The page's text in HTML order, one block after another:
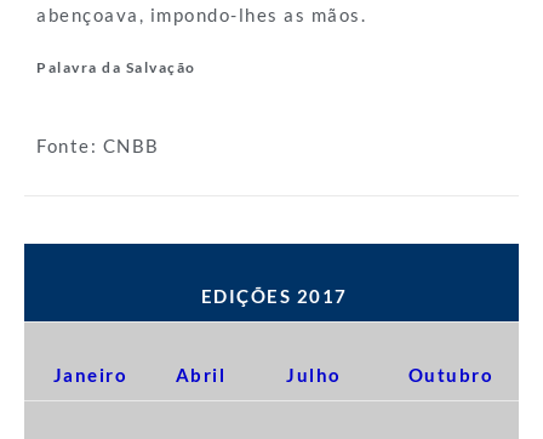
abençoava, impondo-lhes as mãos.
Palavra da Salvação
Fonte: CNBB
EDIÇÕES 2017
Janeiro Abril Julho Outubro